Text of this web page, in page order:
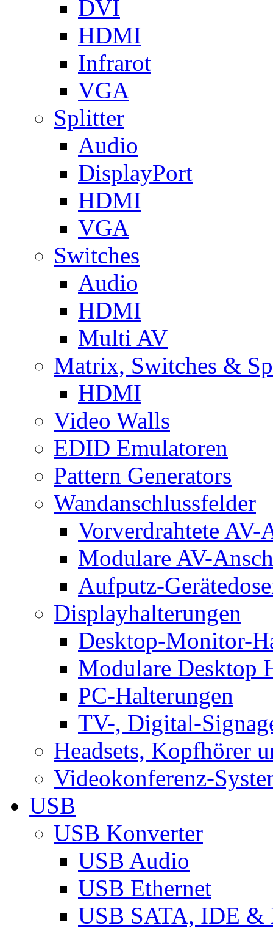
DVI
HDMI
Infrarot
VGA
Splitter
Audio
DisplayPort
HDMI
VGA
Switches
Audio
HDMI
Multi AV
Matrix, Switches &
HDMI
Video Walls
EDID Emulatoren
Pattern Generators
Wandanschlussfelder
Vorverdrahtete AV-
Modulare AV-
Aufputz-
Displayhalterungen
Desktop-Monitor-
Modulare Desktop
PC-Halterungen
TV-, Digital-
Headsets, Kopfhörer
Videokonferenz-
USB
USB Konverter
USB Audio
USB Ethernet
USB SATA, IDE &